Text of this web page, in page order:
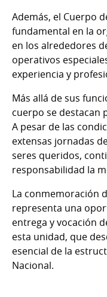
Además, el Cuerpo
fundamental en la
en los alrededores
operativos
experiencia y
Más allá de sus
cuerpo se destacan
A pesar de las
extensas jornadas
seres queridos,
responsabilidad la
La conmemoración
representa una
entrega y vocación
esta unidad, que
esencial de la
Nacional.